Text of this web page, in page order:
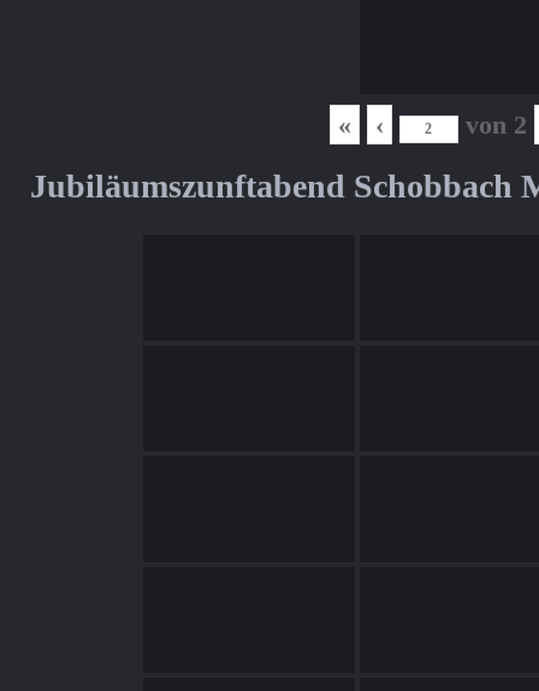
« ‹ von 2
Jubiläumszunftabend Schobbach